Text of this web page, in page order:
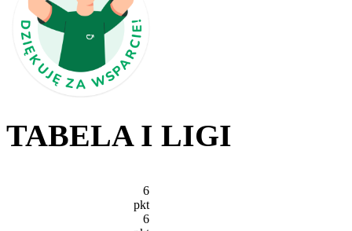
TABELA I LIGI
6
pkt
6